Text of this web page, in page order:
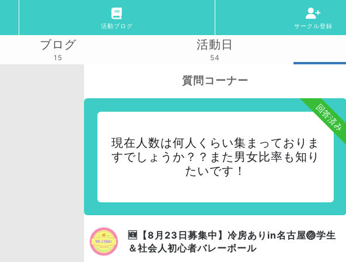
活動ブログ サークル登録
ブログ
15
活動日
54
質問コーナー
回答済み
現在人数は何人くらい集まっておりま
すでしょうか？？また男女比率も知り
たいです！
🆕【8月23日募集中】冷房ありin名古屋🏐学生
＆社会人初心者バレーボール